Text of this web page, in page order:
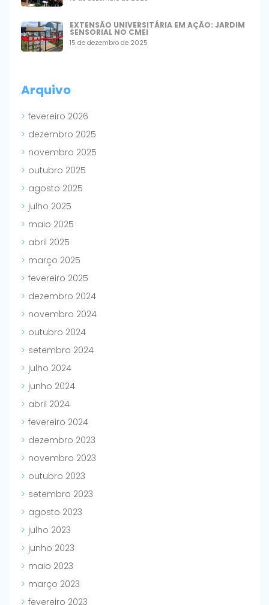
EXTENSÃO UNIVERSITÁRIA EM AÇÃO: JARDIM
SENSORIAL NO CMEI
15 de dezembro de 2025
Arquivo
fevereiro 2026
dezembro 2025
novembro 2025
outubro 2025
agosto 2025
julho 2025
maio 2025
abril 2025
março 2025
fevereiro 2025
dezembro 2024
novembro 2024
outubro 2024
setembro 2024
julho 2024
junho 2024
abril 2024
fevereiro 2024
dezembro 2023
novembro 2023
outubro 2023
setembro 2023
agosto 2023
julho 2023
junho 2023
maio 2023
março 2023
fevereiro 2023